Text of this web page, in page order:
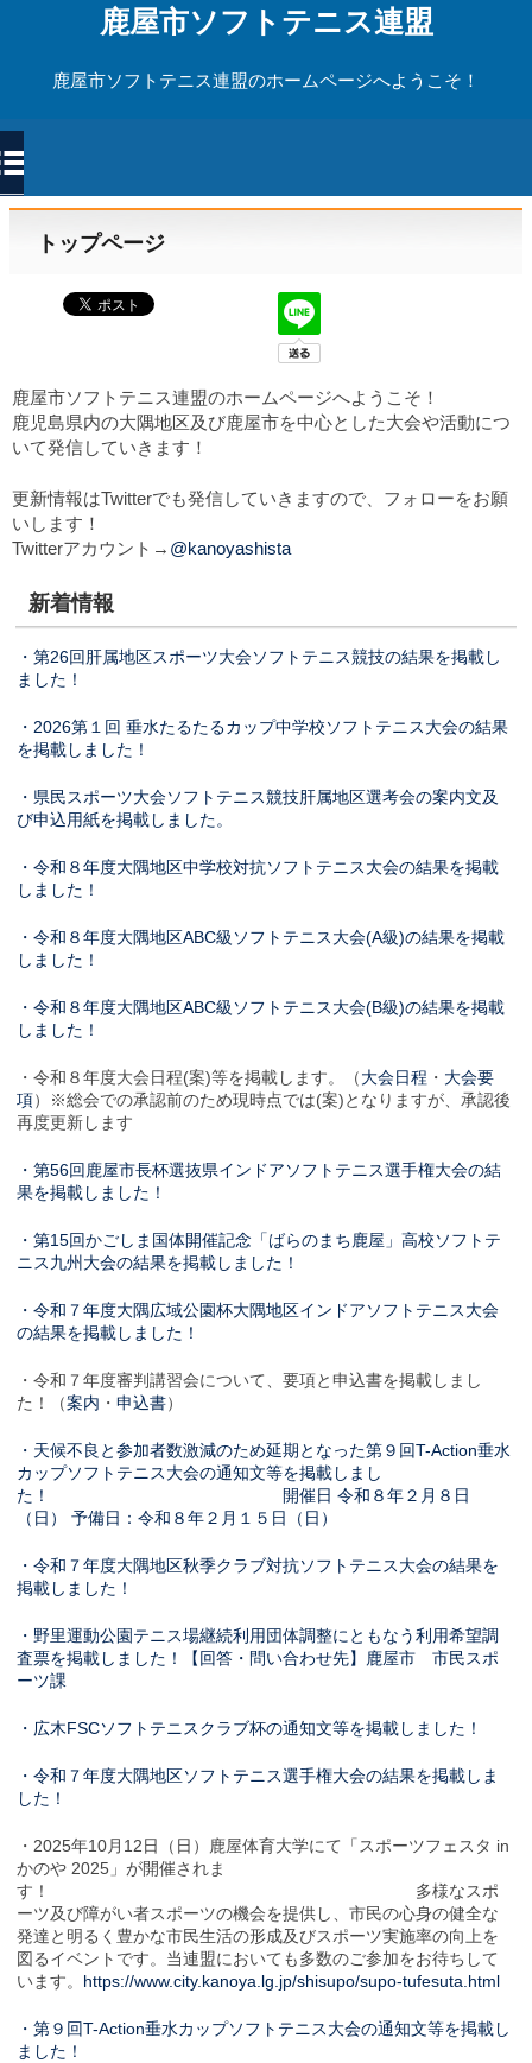
鹿屋市ソフトテニス連盟
鹿屋市ソフトテニス連盟のホームページへようこそ！
トップページ
鹿屋市ソフトテニス連盟のホームページへようこそ！
鹿児島県内の大隅地区及び鹿屋市を中心とした大会や活動につ
いて発信していきます！
更新情報はTwitterでも発信していきますので、フォローをお願
いします！
Twitterアカウント→ @kanoyashista
新着情報
・第26回肝属地区スポーツ大会ソフトテニス競技の結果を掲載し
ました！
・2026第１回 垂水たるたるカップ中学校ソフトテニス大会の結果
を掲載しました！
・県民スポーツ大会ソフトテニス競技肝属地区選考会の案内文及
び申込用紙を掲載しました。
・令和８年度大隅地区中学校対抗ソフトテニス大会の結果を掲載
しました！
・令和８年度大隅地区ABC級ソフトテニス大会(A級)の結果を掲載
しました！
・令和８年度大隅地区ABC級ソフトテニス大会(B級)の結果を掲載
しました！
・令和８年度大会日程(案)等を掲載します。（大会日程 ・ 大会要
項）※総会での承認前のため現時点では(案)となりますが、承認後
再度更新します
・第56回鹿屋市長杯選抜県インドアソフトテニス選手権大会の結
果を掲載しました！
・第15回かごしま国体開催記念「ばらのまち鹿屋」高校ソフトテ
ニス九州大会の結果を掲載しました！
・令和７年度大隅広域公園杯大隅地区インドアソフトテニス大会
の結果を掲載しました！
・令和７年度審判講習会について、要項と申込書を掲載しまし
た！（案内 ・申込書）
・天候不良と参加者数激減のため延期となった第９回T-Action垂水
カップソフトテニス大会の通知文等を掲載しまし
た！ 開催日 令和８年２月８日
（日） 予備日：令和８年２月１５日（日）
・令和７年度大隅地区秋季クラブ対抗ソフトテニス大会の結果を
掲載しました！
・野里運動公園テニス場継続利用団体調整にともなう利用希望調
査票を掲載しました！【回答・問い合わせ先】鹿屋市 市民スポ
ーツ課
・広木FSCソフトテニスクラブ杯の通知文等を掲載しました！
・令和７年度大隅地区ソフトテニス選手権大会の結果を掲載しま
した！
・2025年10月12日（日）鹿屋体育大学にて「スポーツフェスタ in
かのや 2025」が開催されま
す！ 多様なスポ
ーツ及び障がい者スポーツの機会を提供し、市民の心身の健全な
発達と明るく豊かな市民生活の形成及びスポーツ実施率の向上を
図るイベントです。当連盟においても多数のご参加をお待ちして
います。 https://www.city.kanoya.lg.jp/shisupo/supo-tufesuta.html
・第９回T-Action垂水カップソフトテニス大会の通知文等を掲載し
ました！